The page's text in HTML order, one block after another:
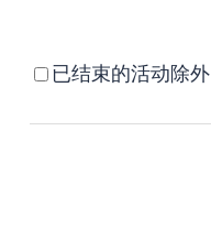
已结束的活动除外